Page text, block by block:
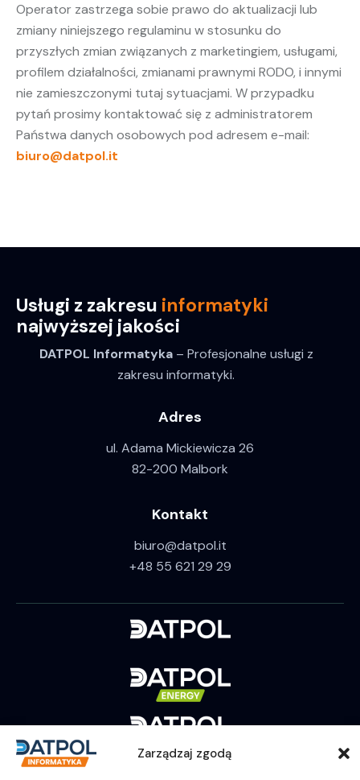
Zarządzaj zgodą
Operator zastrzega sobie prawo do aktualizacji lub
zmiany niniejszego regulaminu w stosunku do
przyszłych zmian związanych z marketingiem, usługami,
profilem działalności, zmianami prawnymi RODO, i innymi
nie zamieszczonymi tutaj sytuacjami. W przypadku
pytań prosimy kontaktować się z administratorem
Państwa danych osobowych pod adresem e-mail:
biuro@datpol.it
Usługi z zakresu informatyki
najwyższej jakości
DATPOL Informatyka– Profesjonalne usługi z
zakresu informatyki.
Adres
ul. Adama Mickiewicza 26
82-200 Malbork
Kontakt
biuro@datpol.it
+48 55 621 29 29